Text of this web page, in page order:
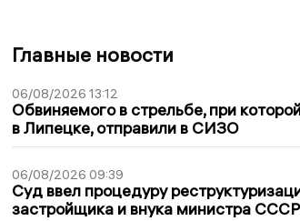
Главные новости
06/08/2026 13:12
Обвиняемого в стрельбе, при
в Липецке, отправили в СИЗО
06/08/2026 09:39
Суд ввел процедуру
застройщика и внука министра СССР